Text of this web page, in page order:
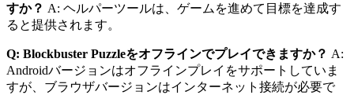
すか？ A: ヘルパーツールは、ゲームを進めて目標を達成す
ると提供されます。
Q: Blockbuster Puzzleをオフラインでプレイできますか？ A:
Androidバージョンはオフラインプレイをサポートしていま
すが、ブラウザバージョンはインターネット接続が必要で